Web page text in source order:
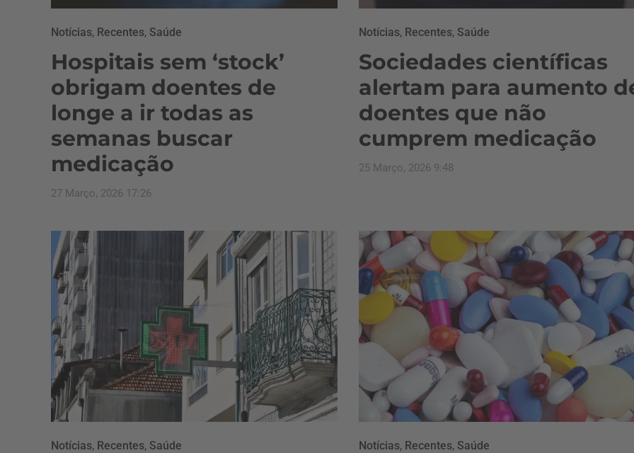
Notícias, Recentes, Saúde
Hospitais sem ‘stock’
obrigam doentes de
longe a ir todas as
semanas buscar
medicação
27 Março, 2026 17:26
Notícias, Recentes, Saúde
Sociedades científicas
alertam para aumento
doentes que não
cumprem medicação
25 Março, 2026 9:48
Notícias, Recentes, Saúde Notícias, Recentes, Saúde